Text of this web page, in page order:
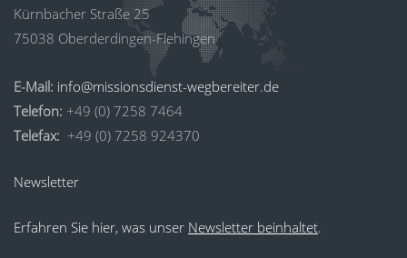
Kürnbacher Straße 25
75038 Oberderdingen-Flehingen
E-Mail: info@missionsdienst-wegbereiter.de
Telefon: +49 (0) 7258 7464
Telefax: +49 (0) 7258 924370
Newsletter
Erfahren Sie hier, was unser Newsletter beinhaltet.